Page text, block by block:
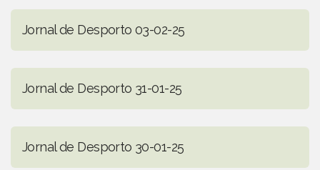
Jornal de Desporto 03-02-25
Jornal de Desporto 31-01-25
Jornal de Desporto 30-01-25